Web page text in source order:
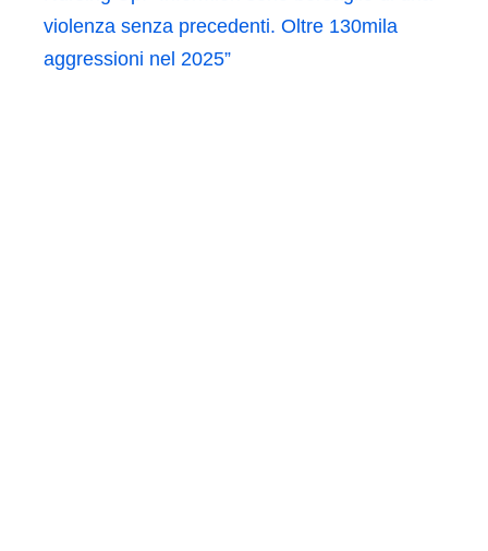
violenza senza precedenti. Oltre 130mila
aggressioni nel 2025”